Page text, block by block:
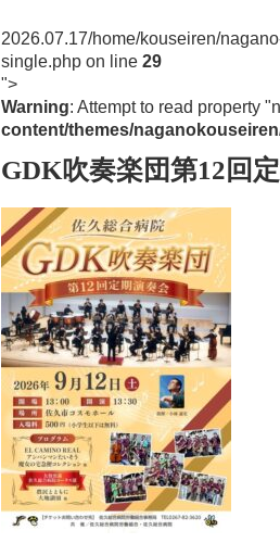
2026.07.17/home/kouseiren/
single.php on line 29
">
Warning: Attempt to read property
content/themes/
GDK吹奏楽団第12回